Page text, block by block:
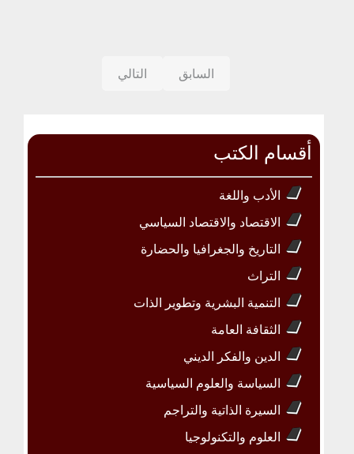
السابق التالي
أقسام الكتب
الأدب واللغة
الاقتصاد والاقتصاد السياسي
التاريخ والجغرافيا والحضارة
التراث
التنمية البشرية وتطوير الذات
الثقافة العامة
الدين والفكر الديني
السياسة والعلوم السياسية
السيرة الذاتية والتراجم
العلوم والتكنولوجيا